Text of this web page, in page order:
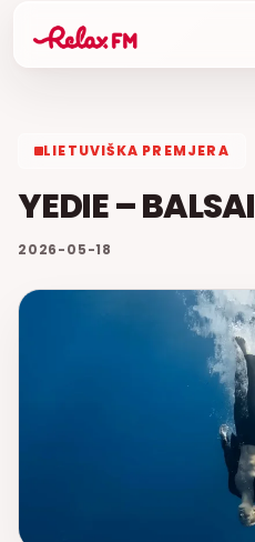
LIETUVIŠKA PREMJERA
YEDIE – BALSAI
2026-05-18